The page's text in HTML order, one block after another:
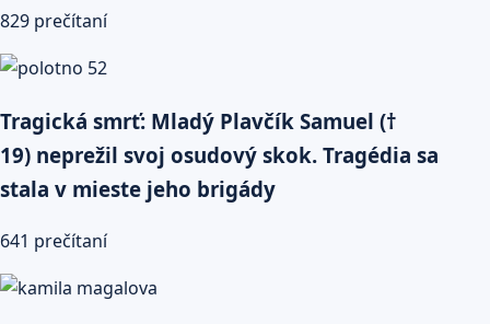
829 prečítaní
Tragická smrť: Mladý Plavčík Samuel (†
19) neprežil svoj osudový skok. Tragédia sa
stala v mieste jeho brigády
641 prečítaní